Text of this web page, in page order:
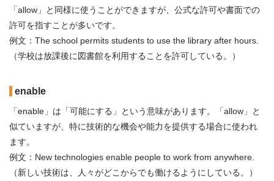
「allow」と同様に使うことができますが、公式な許可や書面での
許可を指すことが多いです。
例文：The school permits students to use the library after hours.
（学校は放課後に図書館を利用することを許可している。）
enable
「enable」は「可能にする」という意味があります。「allow」と
似ていますが、特に技術的な機会や能力を提供する場合に使われ
ます。
例文：New technologies enable people to work from anywhere.
（新しい技術は、人々がどこからでも働けるようにしている。）